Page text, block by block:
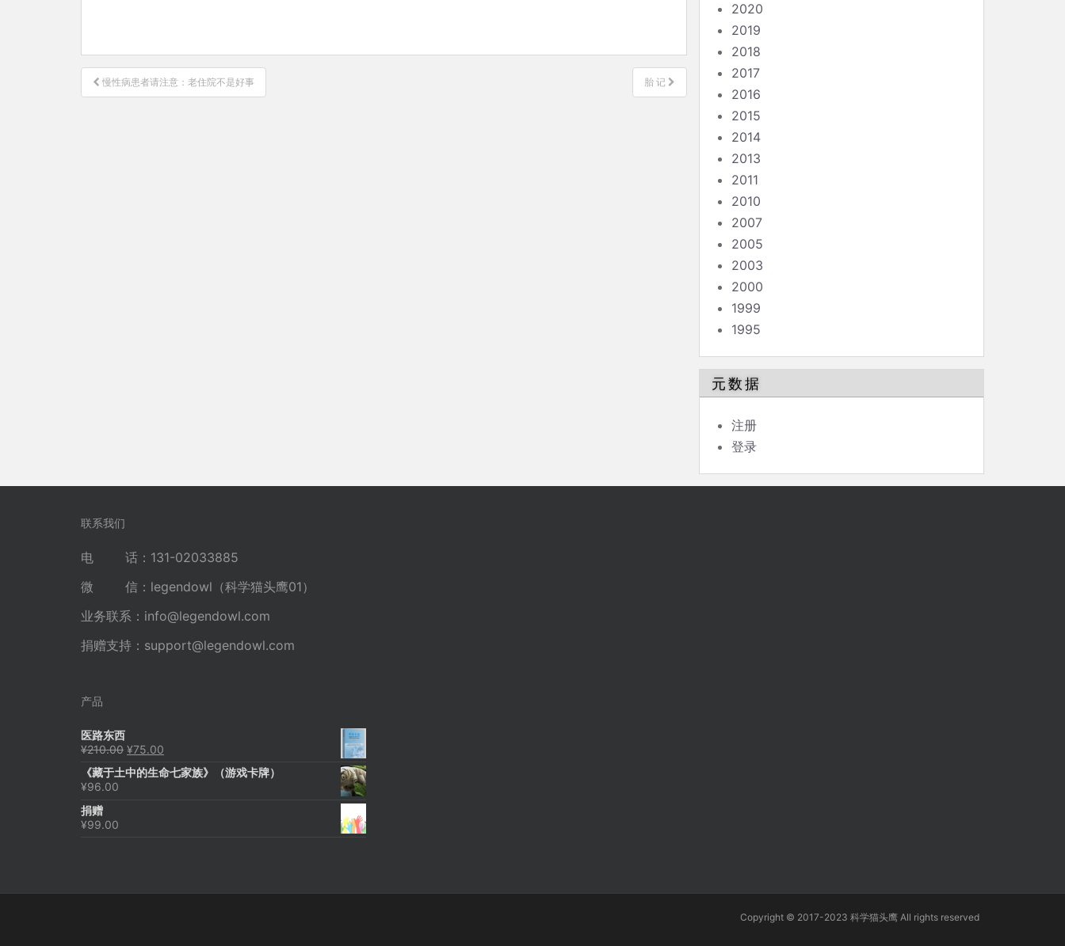
文
章
慢性病患者请注意：老住院不是好事 胎 记
2020
2019
2018
2017
2016
2015
2014
2013
2011
2010
2007
2005
2003
2000
1999
1995
元数据
注册
登录
联系我们
电 话：131-02033885
微 信：legendowl（科学猫头鹰01）
业务联系： info@legendowl.com
捐赠支持： support@legendowl.com
产品
医路东西
¥210.00 原
为：
¥75.00
价
《藏于土中的生命七家族》（游戏卡牌）
¥96.00
捐赠
¥99.00
Copyright © 2017-2023 科学猫头鹰 All rights reserved